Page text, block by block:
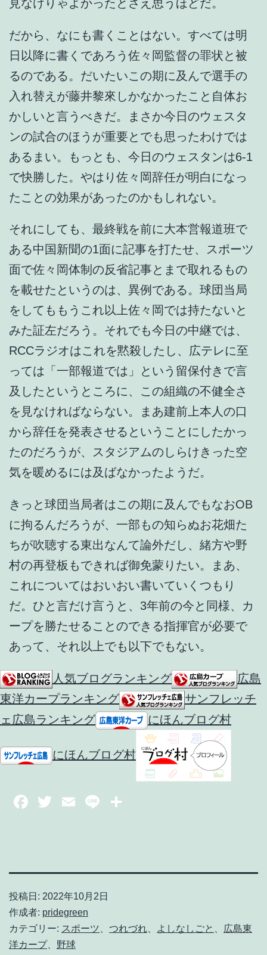
見なけりゃよかったとさえ思うほどだ。
だから、なにも書くことはない。すべては明
日以降に書くであろう佐々岡監督の罪状と被
るのである。だいたいこの期に及んで選手の
入れ替えが藤井黎來しかなかったこと自体お
かしいと言うべきだ。まさか今日のウェスタ
ンの試合のほうが重要とでも思ったわけでは
あるまい。もっとも、今日のウェスタンは6-1
で快勝した。やはり佐々岡辞任が明白になっ
たことの効果があったのかもしれない。
それにしても、最終戦を前に大本営報道班で
ある中国新聞の1面に記事を打たせ、スポーツ
面で佐々岡体制の反省記事とまで取れるもの
を載せたというのは、異例である。球団当局
をしてももうこれ以上佐々岡では持たないと
みた証左だろう。それでも今日の中継では、
RCCラジオはこれを黙殺したし、広テレに至
っては「一部報道では」という留保付きで言
及したというところに、この組織の不健全さ
を見なければならない。まあ建前上本人の口
から辞任を発表させるということにしたかっ
たのだろうが、スタジアムのしらけきった空
気を暖めるには及ばなかったようだ。
きっと球団当局者はこの期に及んでもなおOB
に拘るんだろうが、一部もの知らぬお花畑た
ちが吹聴する東出なんて論外だし、緒方や野
村の再登板もできれば御免蒙りたい。まあ、
これについてはおいおい書いていくつもり
だ。ひと言だけ言うと、3年前の今と同様、カ
ープを勝たせることのできる指揮官が必要で
あって、それ以上でも以下でもない。
人気ブログランキング
広島
東洋カープランキング
サンフレッチ
ェ広島ランキング
にほんブログ村
にほんブログ村
投稿日: 2022年10月2日
作成者: pridegreen
カテゴリー: スポーツ つれづれ よしなしごと
広島東
洋カープ、 野球